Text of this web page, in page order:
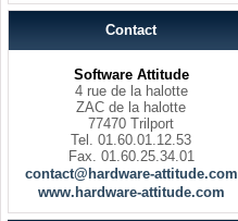
Contact
Software Attitude
4 rue de la halotte
ZAC de la halotte
77470 Trilport
Tel. 01.60.01.12.53
Fax. 01.60.25.34.01
contact@hardware-attitude.com
www.hardware-attitude.com